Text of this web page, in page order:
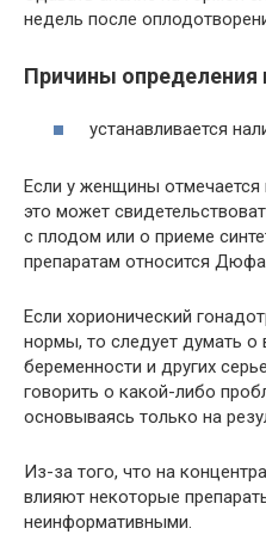
недель после
Причины определения
устанавливается
Если у женщины
это может
с плодом или о приеме
препаратам относится
Если хорионический
нормы, то следует думать о
беременности и других
говорить о какой-либо
основываясь только на
Из-за того, что на
влияют некоторые
неинформативными.